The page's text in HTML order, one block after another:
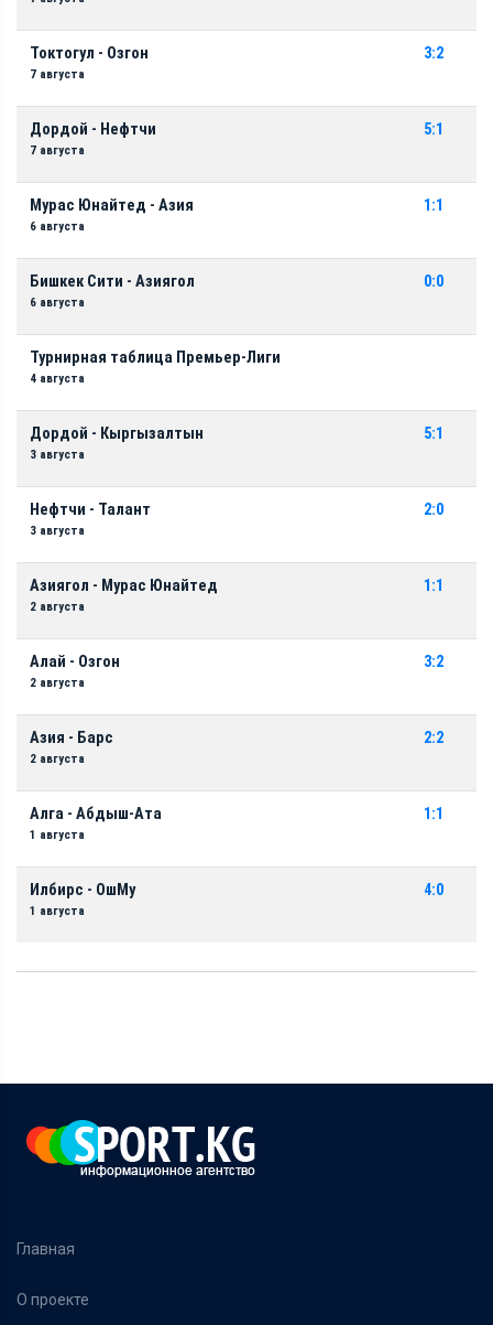
Токтогул - Озгон
7 августа
3:2
Дордой - Нефтчи
7 августа
5:1
Мурас Юнайтед - Азия
6 августа
1:1
Бишкек Сити - Азиягол
6 августа
0:0
Турнирная таблица Премьер-Лиги
4 августа
Дордой - Кыргызалтын
3 августа
5:1
Нефтчи - Талант
3 августа
2:0
Азиягол - Мурас Юнайтед
2 августа
1:1
Алай - Озгон
2 августа
3:2
Азия - Барс
2 августа
2:2
Алга - Абдыш-Ата
1 августа
1:1
Илбирс - ОшМу
1 августа
4:0
Главная
О проекте